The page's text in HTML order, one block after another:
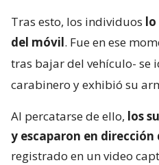
Tras esto, los individuos lo
del móvil. Fue en ese
tras bajar del vehículo- se
carabinero y exhibió su
Al percatarse de ello, los
y escaparon en dirección
registrado en un video